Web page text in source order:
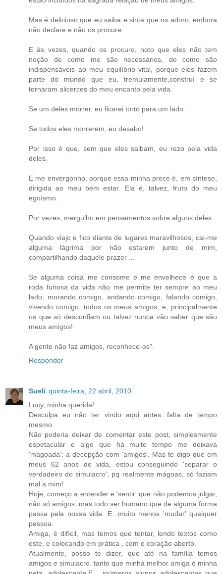
Mas é delicioso que eu saiba e sinta que os adoro, embora
não declare e não os procure.
E às vezes, quando os procuro, noto que eles não tem
noção de como me são necessários, de como são
indispensáveis ao meu equilíbrio vital, porque eles fazem
parte do mundo que eu, tremulamente,construí e se
tornaram alicerces do meu encanto pela vida.
Se um deles morrer, eu ficarei torto para um lado.
Se todos eles morrerem, eu desabo!
Por isso é que, sem que eles saibam, eu rezo pela vida
deles.
E me envergonho, porque essa minha prece é, em síntese,
dirigida ao meu bem estar. Ela é, talvez, fruto do meu
egoísmo.
Por vezes, mergulho em pensamentos sobre alguns deles.
Quando viajo e fico diante de lugares maravilhosos, cai-me
alguma lágrima por não estarem junto de mim,
compartilhando daquele prazer ...
Se alguma coisa me consome e me envelhece é que a
roda furiosa da vida não me permite ter sempre ao meu
lado, morando comigo, andando comigo, falando comigo,
vivendo comigo, todos os meus amigos, e, principalmente
os que só desconfiam ou talvez nunca vão saber que são
meus amigos!
A gente não faz amigos, reconhece-os".
Responder
Sueli quinta-feira, 22 abril, 2010
Lucy, minha querida!
Desculpa eu não ter vindo aqui antes...falta de tempo
mesmo.
Não poderia deixar de comentar este post, simplesmente
espetacular e algo que há muito tempo me deixava
'magoada': a decepção com 'amigos'. Mas te digo que em
meus 62 anos de vida, estou conseguindo 'separar o
verdadeiro do simulacro', pq realmente mágoas, só faziam
mal a mim!
Hoje, começo a entender e 'sentir' que não podemos julgar,
não só amigos, mas todo ser humano que de alguma forma
passa pela nossa vida. E...muito menos 'mudar' qualquer
pessoa.
Amiga, é difícil, mas temos que tentar, lendo textos como
este, e colocando em prática , com o coração aberto.
Atualmente, posso te dizer, que até na família temos
amigos e simulacro. tanto que minha melhor amiga é minha